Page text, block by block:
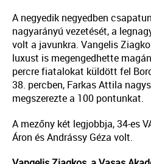
A negyedik negyedben
nagyarányú vezetését, a
volt a javunkra. Vangelis
luxust is megengedhette
percre fiatalokat küldött fel
38. percben, Farkas Attila
megszerezte a 100 pontunkat.
A mezőny két legjobbja, 34-es
Áron és Andrássy Géza volt.